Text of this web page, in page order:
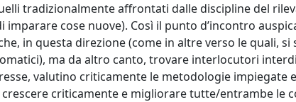
tradizionalmente affrontati dalle discipline del
imparare cose nuove). Così il punto d’incontro
in questa direzione (come in altre verso le quali,
ma da altro canto, trovare interlocutori
valutino criticamente le metodologie
criticamente e migliorare tutte/entrambe le